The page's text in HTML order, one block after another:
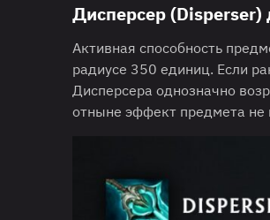
Дисперсер (Disperser)
Активная способность
радиусе 350 единиц. Если
Дисперсера однозначно
отныне эффект предмета не